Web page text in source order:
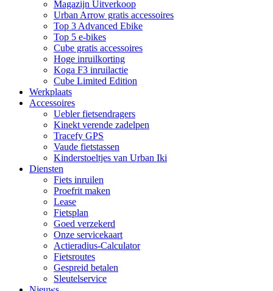
Magazijn Uitverkoop
Urban Arrow gratis accessoires
Top 3 Advanced Ebike
Top 5 e-bikes
Cube gratis accessoires
Hoge inruilkorting
Koga F3 inruilactie
Cube Limited Edition
Werkplaats
Accessoires
Uebler fietsendragers
Kinekt verende zadelpen
Tracefy GPS
Vaude fietstassen
Kinderstoeltjes van Urban Iki
Diensten
Fiets inruilen
Proefrit maken
Lease
Fietsplan
Goed verzekerd
Onze servicekaart
Actieradius-Calculator
Fietsroutes
Gespreid betalen
Sleutelservice